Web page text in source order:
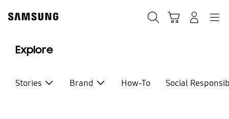
content
Explore
Stories Brand How-To Social